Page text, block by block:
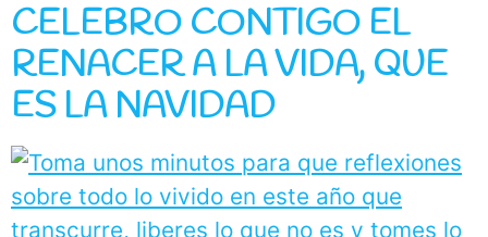
CELEBRO CONTIGO EL
RENACER A LA VIDA, QUE
ES LA NAVIDAD